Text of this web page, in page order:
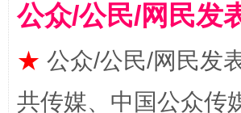
公众/公民/网民发
★ 公众/公民/网民发
共传媒、中国公众传